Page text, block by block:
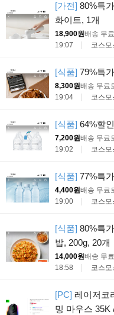
[가전] 80%특
화이트, 1개
18,900원배송 무료
19:07
코스모
[식품] 79%특
8,300원배송 무료
19:04
코스모
[식품] 64%할
7,200원배송 무료
19:02
코스모
[식품] 77%특
4,400원배송 무료
19:00
코스모
[식품] 80%특
밥, 200g, 20개
14,000원배송 무료
18:58
코스모
[PC] 레이저코
밍 마우스 35K